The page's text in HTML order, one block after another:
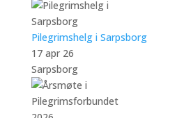
Pilegrimshelg i Sarpsborg
17 apr 26
Sarpsborg